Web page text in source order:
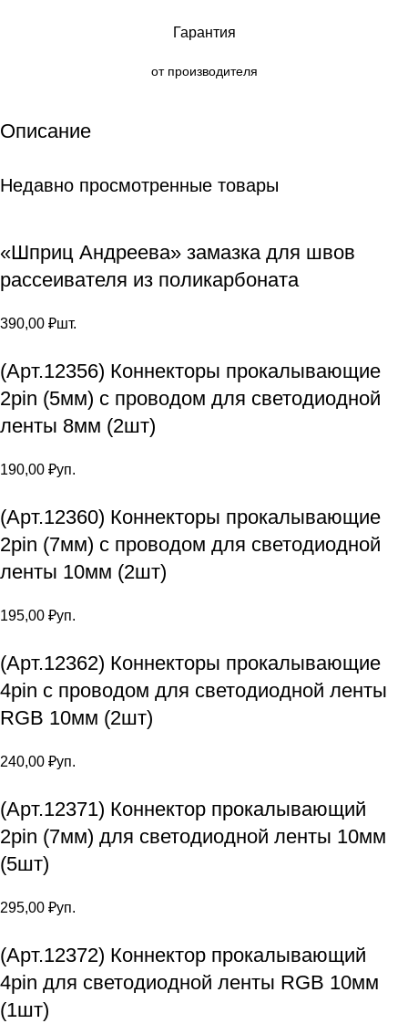
Гарантия
от производителя
Описание
Недавно просмотренные товары
«Шприц Андреева» замазка для швов
рассеивателя из поликарбоната
390,00 ₽шт.
(Арт.12356) Коннекторы прокалывающие
2pin (5мм) с проводом для светодиодной
ленты 8мм (2шт)
190,00 ₽уп.
(Арт.12360) Коннекторы прокалывающие
2pin (7мм) с проводом для светодиодной
ленты 10мм (2шт)
195,00 ₽уп.
(Арт.12362) Коннекторы прокалывающие
4pin с проводом для светодиодной ленты
RGB 10мм (2шт)
240,00 ₽уп.
(Арт.12371) Коннектор прокалывающий
2pin (7мм) для светодиодной ленты 10мм
(5шт)
295,00 ₽уп.
(Арт.12372) Коннектор прокалывающий
4pin для светодиодной ленты RGB 10мм
(1шт)